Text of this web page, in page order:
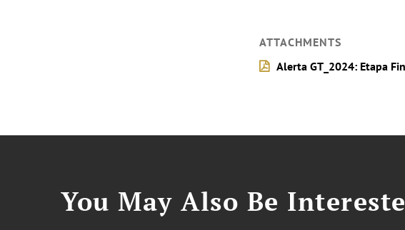
ATTACHMENTS
Alerta GT_2024: Etapa
You May Also Be